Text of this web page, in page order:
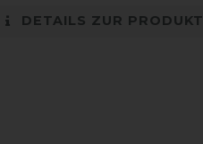
DETAILS ZUR